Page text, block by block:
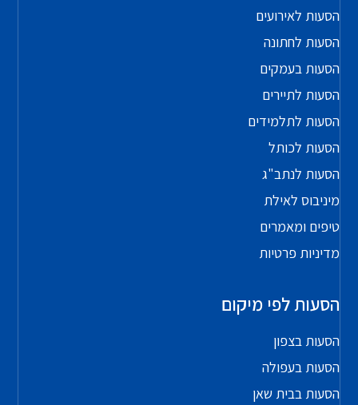
הסעות לאירועים
הסעות לחתונה
הסעות בעמקים
הסעות לתיירים
הסעות לתלמידים
הסעות לכותל
הסעות לנתב"ג
מיניבוס לאילת
טיפים ומאמרים
מדיניות פרטיות
הסעות לפי מיקום
הסעות בצפון
הסעות בעפולה
הסעות בבית שאן